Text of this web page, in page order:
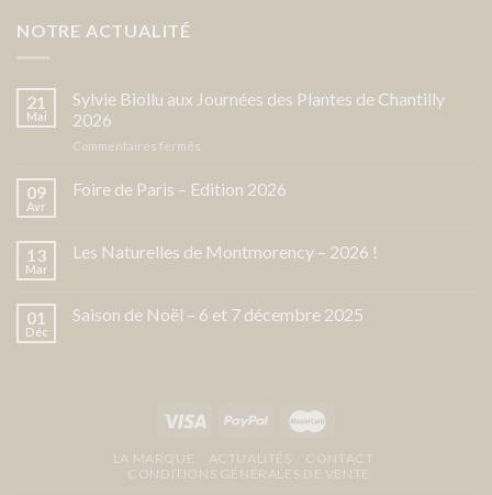
NOTRE ACTUALITÉ
21
Mai
Sylvie Biollu aux Journées des Plantes de Chantilly
2026
Commentaires fermés
Biollu
aux
Plantes
2026
09
Avr
Foire de Paris – Edition 2026
13
Mar
Les Naturelles de Montmorency – 2026 !
01
Déc
Saison de Noël – 6 et 7 décembre 2025
LA MARQUE ACTUALITÉS
CONTACT
CONDITIONS GÉNÉRALES DE VENTE